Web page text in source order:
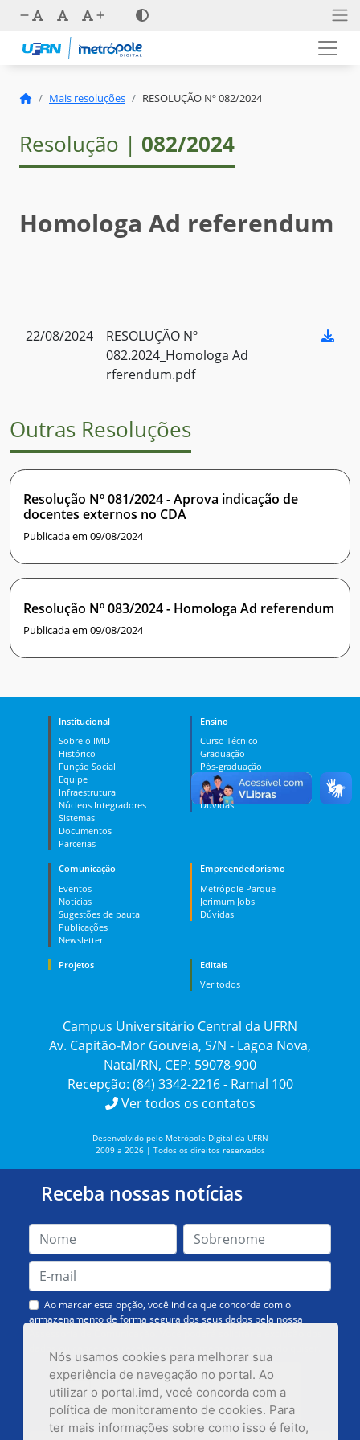
Nós usamos cookies para melhorar sua
experiência de navegação no portal. Ao
utilizar o portal.imd, você concorda com a
política de monitoramento de cookies. Para
ter mais informações sobre como isso é feito,
Mais resoluções RESOLUÇÃO Nº 082/2024
Resolução | 082/2024
Homologa Ad referendum
22/08/2024
RESOLUÇÃO Nº
082.2024_Homologa Ad
rferendum.pdf
Outras Resoluções
Resolução Nº 081/2024 - Aprova indicação de
docentes externos no CDA
Publicada em 09/08/2024
Resolução Nº 083/2024 - Homologa Ad referendum
Publicada em 09/08/2024
Institucional
Sobre o IMD
Histórico
Função Social
Equipe
Infraestrutura
Núcleos Integradores
Sistemas
Documentos
Parcerias
Ensino
Curso Técnico
Graduação
Pós-graduação
PES
MOOC
Dúvidas
Comunicação
Eventos
Notícias
Sugestões de pauta
Publicações
Newsletter
Empreendedorismo
Metrópole Parque
Jerimum Jobs
Dúvidas
Projetos
Editais
Ver todos
Campus Universitário Central da UFRN
Av. Capitão-Mor Gouveia, S/N - Lagoa Nova,
Natal/RN, CEP: 59078-900
Recepção: (84) 3342-2216 - Ramal 100
Ver todos os contatos
Desenvolvido pelo Metrópole Digital da UFRN
2009 a 2026 | Todos os direitos reservados
Receba nossas notícias
Ao marcar esta opção, você indica que concorda com o
armazenamento de forma segura dos seus dados pela nossa